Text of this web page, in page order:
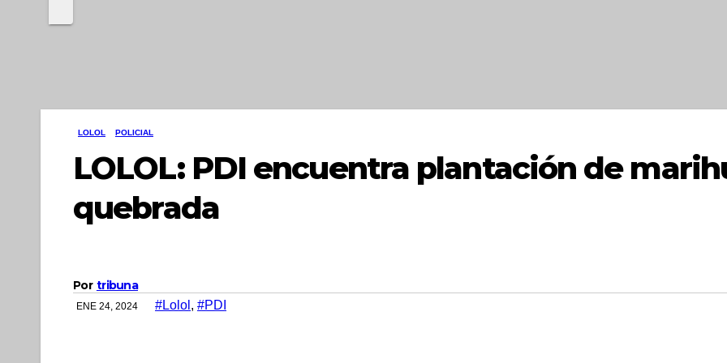
LOLOL POLICIAL
LOLOL: PDI encuentra plantación de
quebrada
Por tribuna
ENE 24, 2024 #Lolol , #PDI